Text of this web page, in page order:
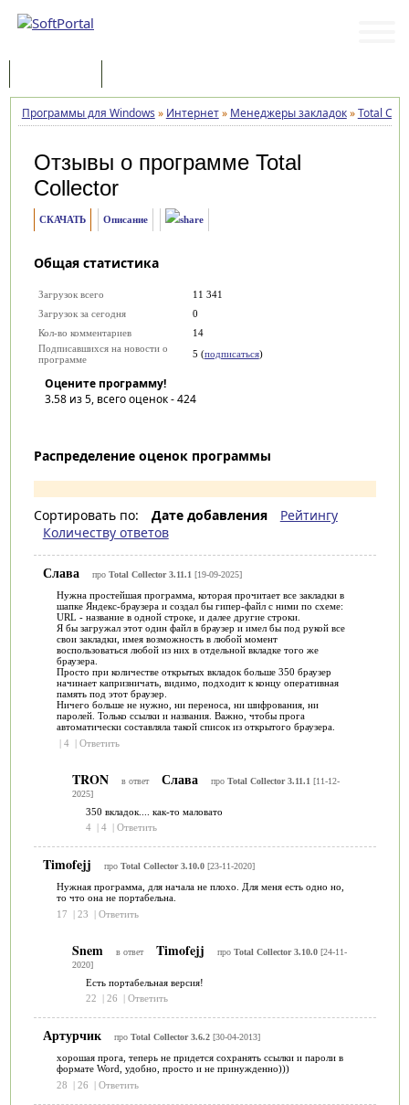
Программы для Windows » Интернет» Менеджеры закладок»Total
Отзывы о программе Total
Collector
СКАЧАТЬ Описание
Общая статистика
Загрузок всего
11 341
Загрузок за сегодня
0
Кол-во комментариев
14
Подписавшихся на новости о
программе
5 (подписаться)
Оцените программу!
3.58из 5, всего оценок -424
Распределение оценок программы
Сортировать по: Дате добавления
Рейтингу
Количеству ответов
Слава про Total Collector 3.11.1 [19-09-2025]
Нужна простейшая программа, которая прочитает все закладки в
шапке Яндекс-браузера и создал бы гипер-файл с ними по схеме:
URL - название в одной строке, и далее другие строки.
Я бы загружал этот один файл в браузер и имел бы под рукой все
свои закладки, имея возможность в любой момент
воспользоваться любой из них в отдельной вкладке того же
браузера.
Просто при количестве открытых вкладок больше 350 браузер
начинает капризничать, видимо, подходит к концу оперативная
память под этот браузер.
Ничего больше не нужно, ни переноса, ни шифрования, ни
паролей. Только ссылки и названия. Важно, чтобы прога
автоматически составляла такой список из открытого браузера.
| 4 | Ответить
TRON в ответ Слава про Total Collector 3.11.1 [11-12-
2025]
350 вкладок.... как-то маловато
4 | 4 | Ответить
Timofejj про Total Collector 3.10.0[23-11-2020]
Нужная программа, для начала не плохо. Для меня есть одно но,
то что она не портабельна.
17
| 23 | Ответить
Snem в ответ Timofejj про Total Collector 3.10.0[24-11-
2020]
Есть портабельная версия!
22
| 26 | Ответить
Артурчик про Total Collector 3.6.2[30-04-2013]
хорошая прога, теперь не придется сохранять ссылки и пароли в
формате Word, удобно, просто и не принужденно)))
28
| 26 | Ответить